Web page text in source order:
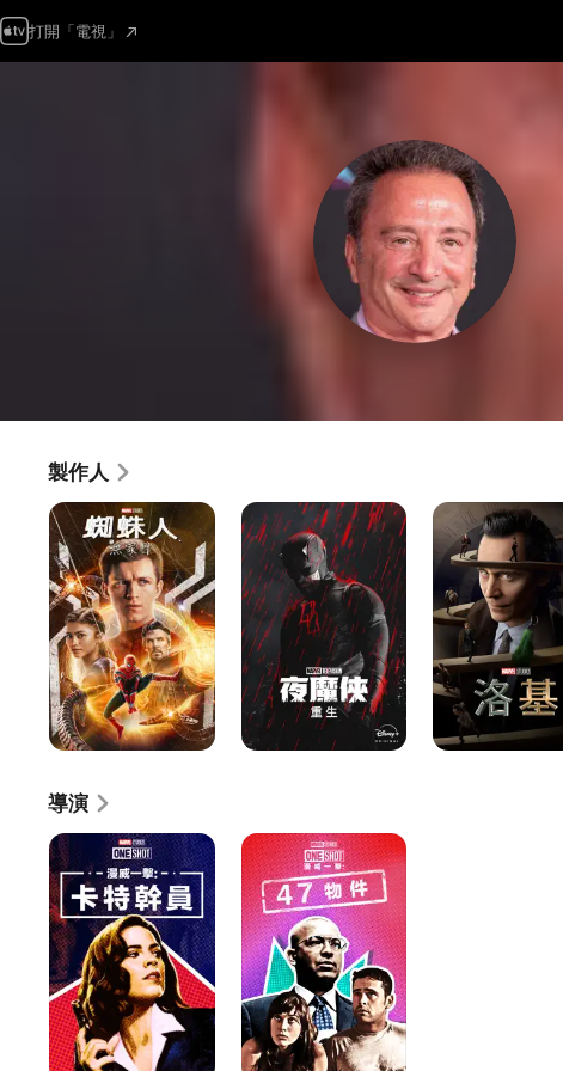
打開「電視」
製作人
蜘
蛛
人：
無
家
日
夜
魔
俠：
重
生
洛
基
導演
漫
威
一
擊：
卡
特
幹
員
漫
威
一
擊：
47
物
件